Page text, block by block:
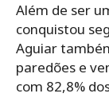
Além de ser
conquistou
Aguiar
paredões e
com 82,8%